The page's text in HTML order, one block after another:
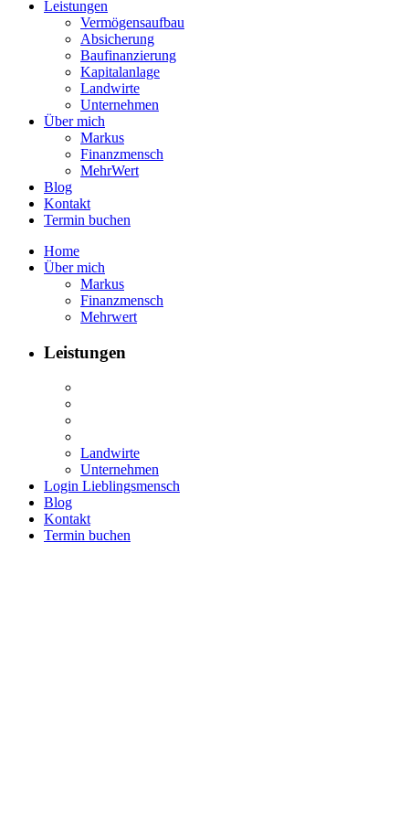
Leistungen
Vermögensaufbau
Absicherung
Baufinanzierung
Kapitalanlage
Landwirte
Unternehmen
Über mich
Markus
Finanzmensch
MehrWert
Blog
Kontakt
Termin buchen
Home
Über mich
Markus
Finanzmensch
Mehrwert
Leistungen
Landwirte
Unternehmen
Login Lieblingsmensch
Blog
Kontakt
Termin buchen